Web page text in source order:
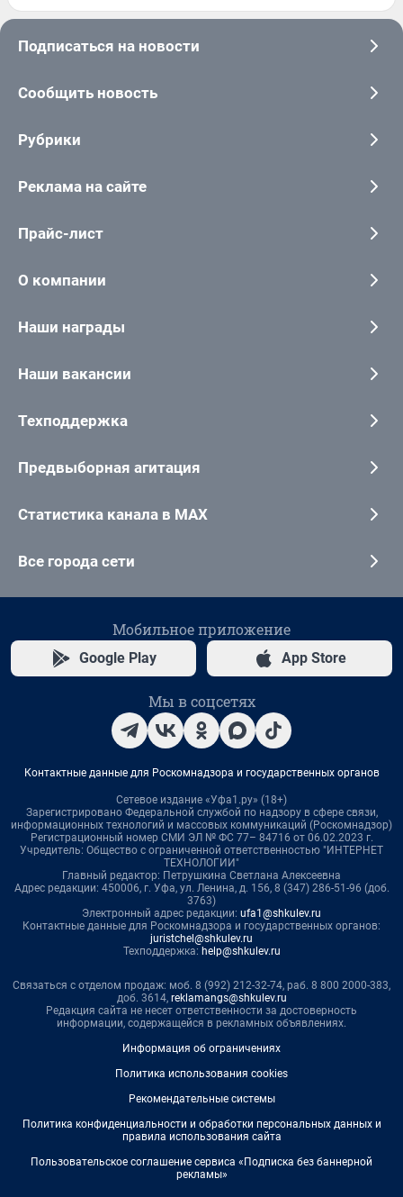
Подписаться на новости
Сообщить новость
Рубрики
Реклама на сайте
Прайс-лист
О компании
Наши награды
Наши вакансии
Техподдержка
Предвыборная агитация
Статистика канала в MAX
Все города сети
Мобильное приложение
Google Play App Store
Мы в соцсетях
Контактные данные для Роскомнадзора и государственных органов
Сетевое издание «Уфа1.ру» (18+)
Зарегистрировано Федеральной службой по надзору в сфере связи,
информационных технологий и массовых коммуникаций (Роскомнадзор)
Регистрационный номер СМИ ЭЛ № ФС 77– 84716 от 06.02.2023 г.
Учредитель: Общество с ограниченной ответственностью "ИНТЕРНЕТ
ТЕХНОЛОГИИ"
Главный редактор: Петрушкина Светлана Алексеевна
Адрес редакции: 450006, г. Уфа, ул. Ленина, д. 156, 8 (347) 286-51-96 (доб.
3763)
Электронный адрес редакции: ufa1@shkulev.ru
Контактные данные для Роскомнадзора и государственных органов:
juristchel@shkulev.ru
Техподдержка: help@shkulev.ru
Связаться с отделом продаж: моб. 8 (992) 212-32-74, раб. 8 800 2000-383,
доб. 3614, reklamangs@shkulev.ru
Редакция сайта не несет ответственности за достоверность
информации, содержащейся в рекламных объявлениях.
Информация об ограничениях
Политика использования cookies
Рекомендательные системы
Политика конфиденциальности и обработки персональных данных и
правила использования сайта
Пользовательское соглашение сервиса «Подписка без баннерной
рекламы»